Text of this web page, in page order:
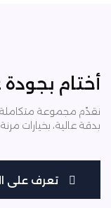
أختام بجودة
نقدّم مجموعة متكاملة
بدقة عالية، بخيارات
تعرف على
تعرف على